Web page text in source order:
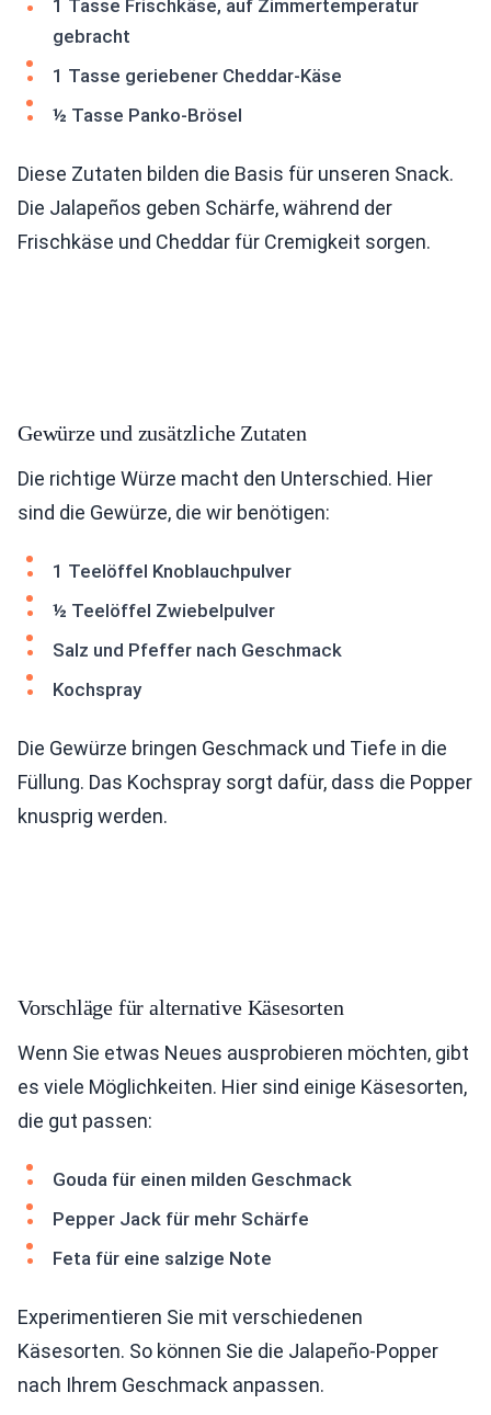
1 Tasse Frischkäse, auf Zimmertemperatur
gebracht
1 Tasse geriebener Cheddar-Käse
½ Tasse Panko-Brösel
Diese Zutaten bilden die Basis für unseren Snack.
Die Jalapeños geben Schärfe, während der
Frischkäse und Cheddar für Cremigkeit sorgen.
Gewürze und zusätzliche Zutaten
Die richtige Würze macht den Unterschied. Hier
sind die Gewürze, die wir benötigen:
1 Teelöffel Knoblauchpulver
½ Teelöffel Zwiebelpulver
Salz und Pfeffer nach Geschmack
Kochspray
Die Gewürze bringen Geschmack und Tiefe in die
Füllung. Das Kochspray sorgt dafür, dass die Popper
knusprig werden.
Vorschläge für alternative Käsesorten
Wenn Sie etwas Neues ausprobieren möchten, gibt
es viele Möglichkeiten. Hier sind einige Käsesorten,
die gut passen:
Gouda für einen milden Geschmack
Pepper Jack für mehr Schärfe
Feta für eine salzige Note
Experimentieren Sie mit verschiedenen
Käsesorten. So können Sie die Jalapeño-Popper
nach Ihrem Geschmack anpassen.